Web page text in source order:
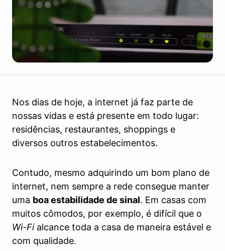
Nos dias de hoje, a internet já faz parte de
nossas vidas e está presente em todo lugar:
residências, restaurantes, shoppings e
diversos outros estabelecimentos.
Contudo, mesmo adquirindo um bom plano de
internet, nem sempre a rede consegue manter
uma boa estabilidade de sinal. Em casas com
muitos cômodos, por exemplo, é difícil que o
Wi-Fialcance toda a casa de maneira estável e
com qualidade.